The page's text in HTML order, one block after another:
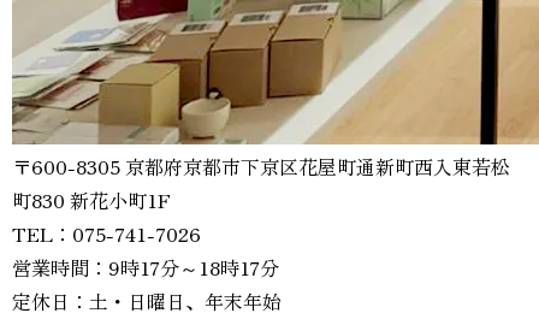
〒600-8305 京都府京都市下京区花屋町通新町西入東若松
町830 新花小町1F
TEL：075-741-7026
営業時間：9時17分～18時17分
定休日：土・日曜日、年末年始